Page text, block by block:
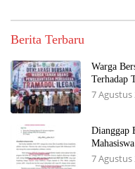
Berita Terbaru
Warga
Terhadap
7 Agustus
Dianggap
7 Agustus